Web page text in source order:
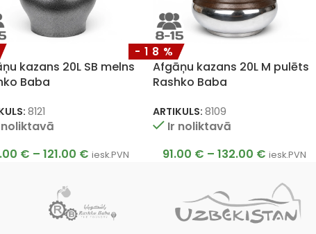
kazans 20L SB melns
Baba
8121
€ – 121.00 € iesk.PVN
-18%
Afgāņu kazans 20L M pulēts
Rashko Baba
ARTIKULS: 8109
Ir noliktavā
91.00 € – 132.00 € iesk.PVN